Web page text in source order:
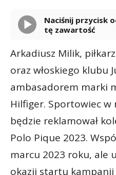
Naciśnij przycisk odtwarzania, aby odsłuchać
tę zawartość
Arkadiusz Milik,
oraz włoskiego klubu
ambasadorem marki
Hilfiger. Sportowiec w
będzie reklamował
Polo Pique 2023.
marcu 2023 roku, ale
okazji startu